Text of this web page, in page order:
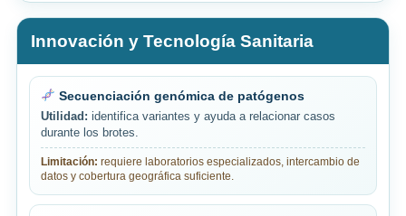
Innovación y Tecnología Sanitaria
Secuenciación genómica de patógenos
Utilidad: identifica variantes y ayuda a relacionar casos
durante los brotes.
Limitación: requiere laboratorios especializados, intercambio de
datos y cobertura geográfica suficiente.